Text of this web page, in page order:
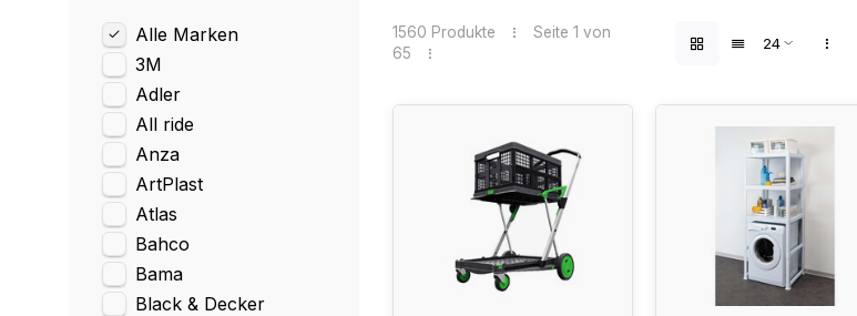
Alle Marken
3M
Adler
All ride
Anza
ArtPlast
Atlas
Bahco
Bama
Black & Decker
1560 Produkte
Seite 1 von
65